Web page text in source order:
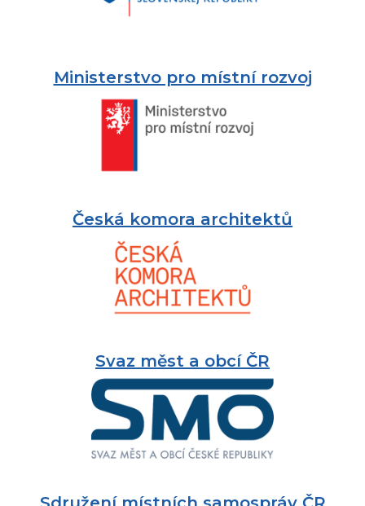
Ministerstvo pro místní rozvoj
Česká komora architektů
Svaz měst a obcí ČR